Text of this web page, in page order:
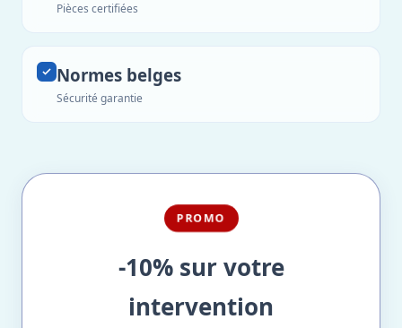
Pièces certifiées
Normes belges
Sécurité garantie
PROMO
-10% sur votre
intervention